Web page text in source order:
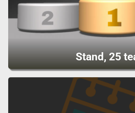
Stand, 25